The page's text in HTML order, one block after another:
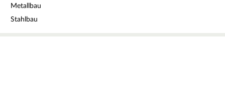
Metallbau
Stahlbau